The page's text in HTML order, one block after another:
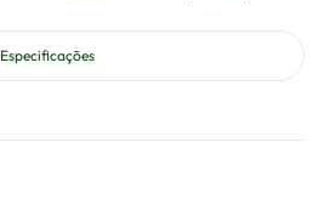
Especificações